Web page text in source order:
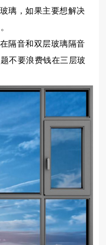
璃，如果主要想解决
隔音和双层玻璃隔音
不要浪费钱在三层玻